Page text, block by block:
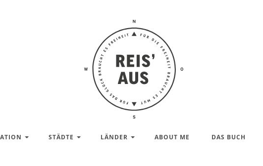
Reis'
aus –
Reiseblog
STÄDTE LÄNDER ABOUT ME DAS BUCH